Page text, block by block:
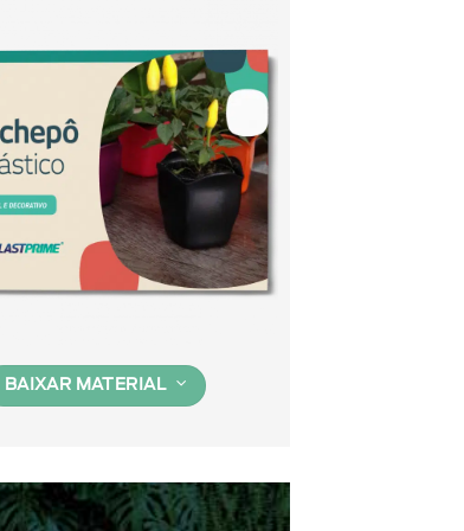
BAIXAR MATERIAL